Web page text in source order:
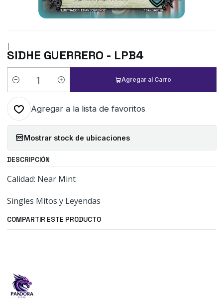
|
SIDHE GUERRERO - LPB4
Cantidad
Agregar al Carro
Agregar a la lista de favoritos
Mostrar stock de ubicaciones
DESCRIPCIÓN
Calidad: Near Mint
Singles Mitos y Leyendas
COMPARTIR ESTE PRODUCTO